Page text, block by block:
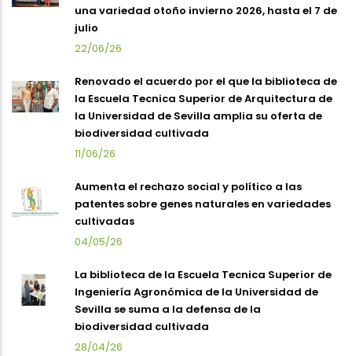
una variedad otoño invierno 2026, hasta el 7 de
julio
22/06/26
Renovado el acuerdo por el que la biblioteca de
la Escuela Tecnica Superior de Arquitectura de
la Universidad de Sevilla amplia su oferta de
biodiversidad cultivada
11/06/26
Aumenta el rechazo social y político a las
patentes sobre genes naturales en variedades
cultivadas
04/05/26
La biblioteca de la Escuela Tecnica Superior de
Ingeniería Agronómica de la Universidad de
Sevilla se suma a la defensa de la
biodiversidad cultivada
28/04/26